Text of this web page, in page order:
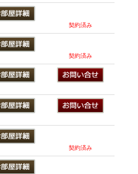
契約済み
契約済み
契約済み